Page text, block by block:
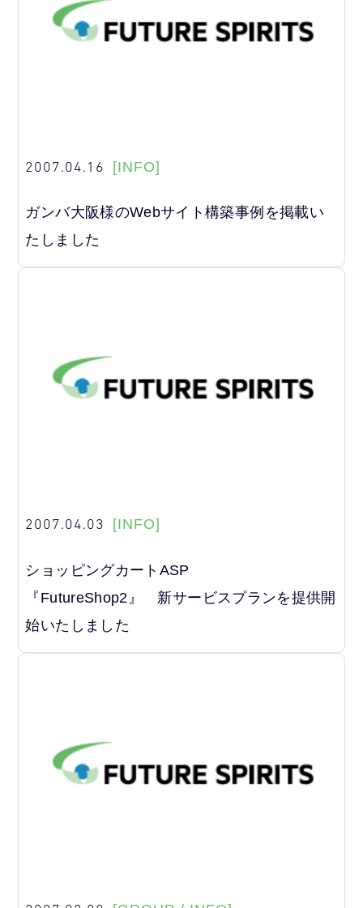
2007.04.16 [INFO]
ガンバ大阪様のWebサイト構築事例を掲載い
たしました
2007.04.03 [INFO]
ショッピングカートASP
『FutureShop2』 新サービスプランを提供開
始いたしました